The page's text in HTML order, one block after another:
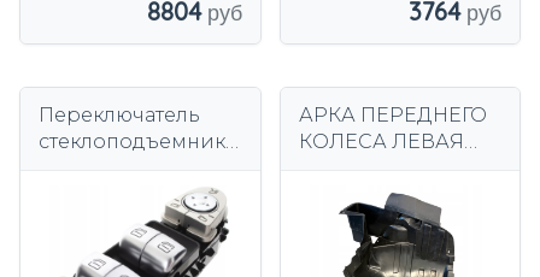
8804 3764
Переключатель
стеклоподъемника
Class W205 S205
АРКА ПЕРЕДНЕГО
КОЛЕСА ЛЕВАЯ
SPRINTER 907
ПЕРЕДНЯЯ ЧАСТЬ